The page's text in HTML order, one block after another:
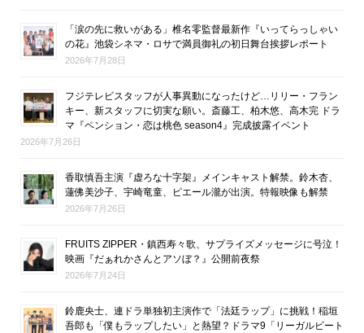
「涙の先に救いがある」椎名零監督最新作『いってらっしゃい
の花』池袋シネマ・ロサで満員御礼の初日舞台挨拶レポート
2026年7月28日
フジテレビスタッフが人事異動になったけど…リリー・フラン
キー、新スタッフに切実な願い。斎藤工、柏木悠、高木完 ドラ
マ『ペンション・恋は桃色 season4』完成披露イベント
2026年7月26日
香取慎吾主演『虚ろな十字架』メインキャスト解禁。鈴木杏、
蓮佛美沙子、宇崎竜童、ピエール瀧が出演。特報映像も解禁
2026年7月26日
FRUITS ZIPPER・鎮西寿々歌、サプライズメッセージに号泣！
映画『だぁれかさんとアソぼ？』公開前夜祭
2026年7月24日
鈴鹿央士、連ドラ単独初主演作で「法廷ラップ」に挑戦！稲垣
吾郎も「僕もラップしたい」と熱望？ドラマ9「リーガルビート